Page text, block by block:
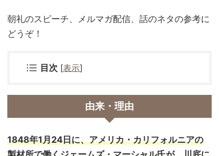
朝礼のスピーチ、メルマガ配信、話のネタの参考に
どうぞ！
目次 [表示]
由来・理由
1848年1月24日に、アメリカ・カリフォルニアの